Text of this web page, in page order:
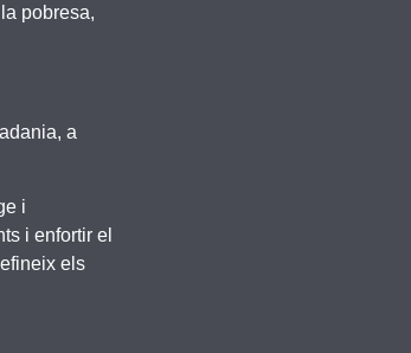
pobresa,
a
i
i enfortir el
els